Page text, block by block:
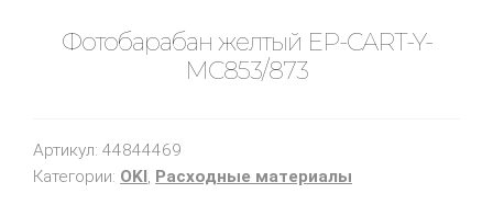
Фотобарабан желтый EP-CART-Y-
MC853/873
Артикул: 44844469
Категории: OKI, Расходные материалы